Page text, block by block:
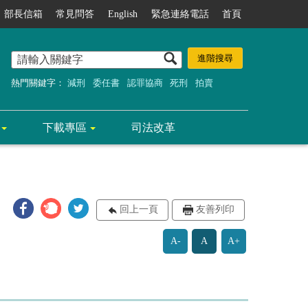
部長信箱 常見問答 English 緊急連絡電話 首頁
熱門關鍵字： 減刑 委任書 認罪協商 死刑 拍賣
下載專區 司法改革
回上一頁 友善列印
A- A A+